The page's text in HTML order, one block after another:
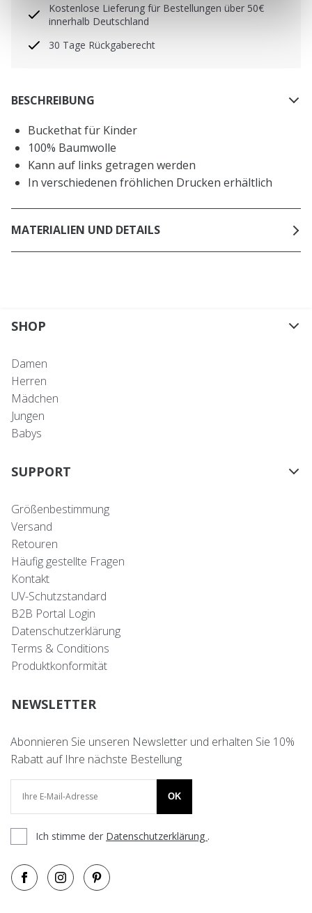
Kostenlose Lieferung für Bestellungen über 50€
innerhalb Deutschland
30 Tage Rückgaberecht
BESCHREIBUNG
Buckethat für Kinder
100% Baumwolle
Kann auf links getragen werden
In verschiedenen fröhlichen Drucken erhältlich
MATERIALIEN UND DETAILS
SHOP
Damen
Herren
Mädchen
Jungen
Babys
SUPPORT
Größenbestimmung
Versand
Retouren
Häufig gestellte Fragen
Kontakt
UV-Schutzstandard
B2B Portal Login
Datenschutzerklärung
Terms & Conditions
Produktkonformität
NEWSLETTER
Abonnieren Sie unseren Newsletter und erhalten Sie 10%
Rabatt auf Ihre nächste Bestellung
OK
Ich stimme der Datenschutzerklärung .